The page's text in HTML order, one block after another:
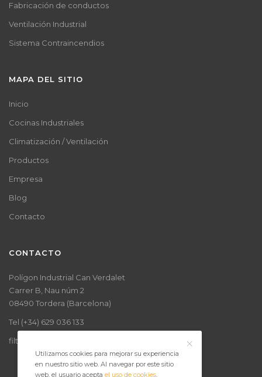
Fabricación de conductos
Ventilación Industrial
Sistema Contraincendios
MAPA DEL SITIO
Inicio
Cocinas Industriales
Climatización / Ventilación
Productos
Empresa
Blog
Contacto
CONTACTO
Polígon Industrial Can Verdalet
Carrer B, Nau núm 2
08490 Tordera (Barcelona)
Tel (+34) 629 036 133
filtroventcomercial@gmail.com
Utilizamos cookies para mejorar su experiencia
en nuestro sitio web. Al navegar por este sitio
web, el usuario acepta el uso de cookies.